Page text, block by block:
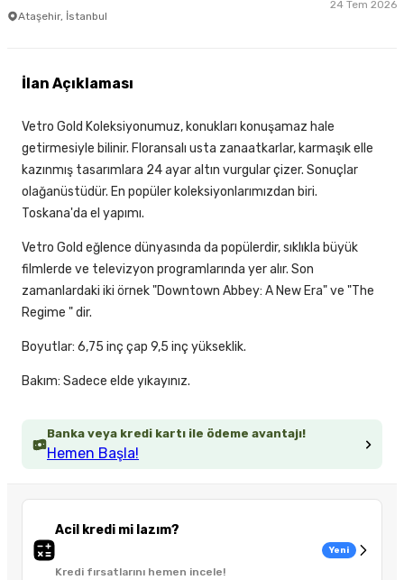
Ataşehir, İstanbul
24 Tem 2026
Banka veya kredi kartı ile ödeme avantajı!
Hemen Başla!
Acil kredi mi lazım?
Kredi fırsatlarını hemen incele!
Yeni
İlan Açıklaması
Vetro Gold Koleksiyonumuz, konukları konuşamaz hale
getirmesiyle bilinir. Floransalı usta zanaatkarlar, karmaşık elle
kazınmış tasarımlara 24 ayar altın vurgular çizer. Sonuçlar
olağanüstüdür. En popüler koleksiyonlarımızdan biri.
Toskana'da el yapımı.
Vetro Gold eğlence dünyasında da popülerdir, sıklıkla büyük
filmlerde ve televizyon programlarında yer alır. Son
zamanlardaki iki örnek "Downtown Abbey: A New Era" ve "The
Regime " dir.
Boyutlar: 6,75 inç çap 9,5 inç yükseklik.
Bakım: Sadece elde yıkayınız.